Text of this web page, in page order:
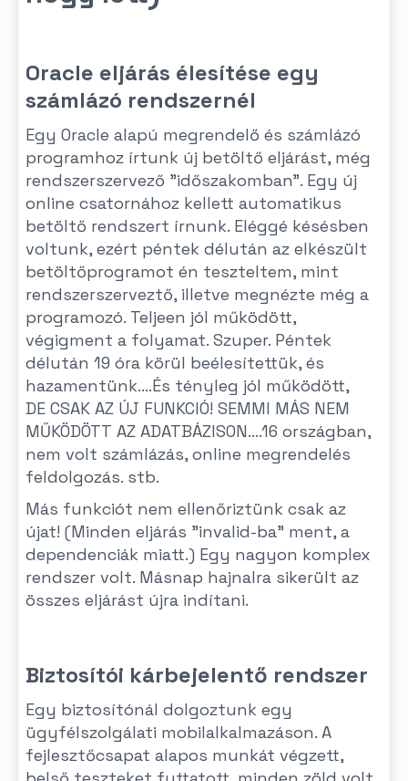
Oracle eljárás élesítése egy
számlázó rendszernél
Egy Oracle alapú megrendelő és számlázó
programhoz írtunk új betöltő eljárást, még
rendszerszervező "időszakomban". Egy új
online csatornához kellett automatikus
betöltő rendszert írnunk. Eléggé késésben
voltunk, ezért péntek délután az elkészült
betöltőprogramot én teszteltem, mint
rendszerszerveztő, illetve megnézte még a
programozó. Teljeen jól működött,
végigment a folyamat. Szuper. Péntek
délután 19 óra körül beélesítettük, és
hazamentünk....És tényleg jól működött,
DE CSAK AZ ÚJ FUNKCIÓ! SEMMI MÁS NEM
MŰKÖDÖTT AZ ADATBÁZISON....16 országban,
nem volt számlázás, online megrendelés
feldolgozás. stb.
Más funkciót nem ellenőriztünk csak az
újat! (Minden eljárás "invalid-ba" ment, a
dependenciák miatt.) Egy nagyon komplex
rendszer volt. Másnap hajnalra sikerült az
összes eljárást újra indítani.
Biztosítói kárbejelentő rendszer
Egy biztosítónál dolgoztunk egy
ügyfélszolgálati mobilalkalmazáson. A
fejlesztőcsapat alapos munkát végzett,